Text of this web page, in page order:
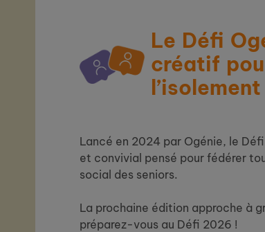
Le Défi
créatif
Lancé en 2024 par Ogénie, le
et convivial pensé pour fédérer
social des seniors.
La prochaine édition approche à
préparez-vous au Défi 2026 !